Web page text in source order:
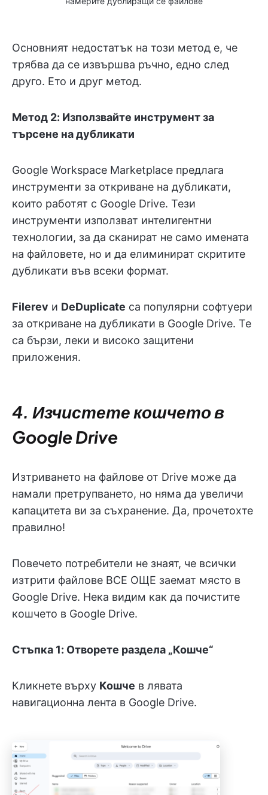
Основният недостатък на този метод е, че
трябва да се извършва ръчно, едно след
друго. Ето и друг метод.
Метод 2: Използвайте инструмент за
търсене на дубликати
Google Workspace Marketplace предлага
инструменти за откриване на дубликати,
които работят с Google Drive. Тези
инструменти използват интелигентни
технологии, за да сканират не само имената
на файловете, но и да елиминират скритите
дубликати във всеки формат.
Filerev и DeDuplicate са популярни софтуери
за откриване на дубликати в Google Drive. Те
са бързи, леки и високо защитени
приложения.
4. Изчистете кошчето в
Google Drive
Изтриването на файлове от Drive може да
намали претрупването, но няма да увеличи
капацитета ви за съхранение. Да, прочетохте
правилно!
Повечето потребители не знаят, че всички
изтрити файлове ВСЕ ОЩЕ заемат място в
Google Drive. Нека видим как да почистите
кошчето в Google Drive.
Стъпка 1: Отворете раздела „Кошче“
Кликнете върху Кошче в лявата
навигационна лента в Google Drive.